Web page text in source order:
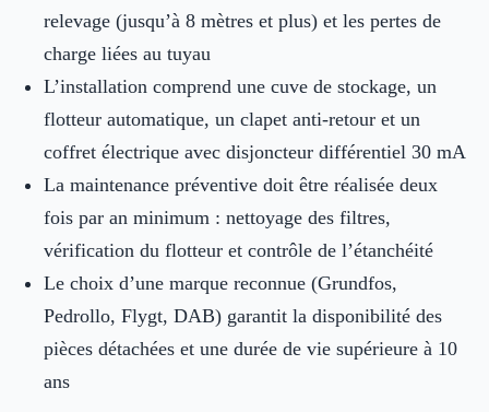
relevage (jusqu’à 8 mètres et plus) et les pertes de
charge liées au tuyau
L’installation comprend une cuve de stockage, un
flotteur automatique, un clapet anti-retour et un
coffret électrique avec disjoncteur différentiel 30 mA
La maintenance préventive doit être réalisée deux
fois par an minimum : nettoyage des filtres,
vérification du flotteur et contrôle de l’étanchéité
Le choix d’une marque reconnue (Grundfos,
Pedrollo, Flygt, DAB) garantit la disponibilité des
pièces détachées et une durée de vie supérieure à 10
ans